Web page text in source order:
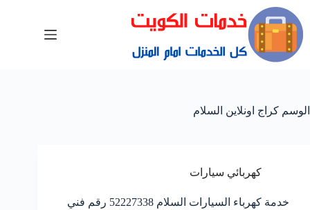
الوسم كراج اونلاين السلام
كهربائي سيارات
خدمة كهرباء السيارات السلام 52227338 رقم فني